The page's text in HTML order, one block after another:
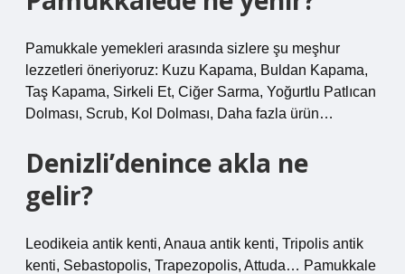
Pamukkale yemekleri arasında sizlere şu meşhur
lezzetleri öneriyoruz: Kuzu Kapama, Buldan Kapama,
Taş Kapama, Sirkeli Et, Ciğer Sarma, Yoğurtlu Patlıcan
Dolması, Scrub, Kol Dolması, Daha fazla ürün…
Denizli’denince akla ne
gelir?
Leodikeia antik kenti, Anaua antik kenti, Tripolis antik
kenti, Sebastopolis, Trapezopolis, Attuda… Pamukkale